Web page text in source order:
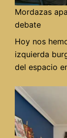
Mordazas
debate
Hoy nos
izquierda
del espacio